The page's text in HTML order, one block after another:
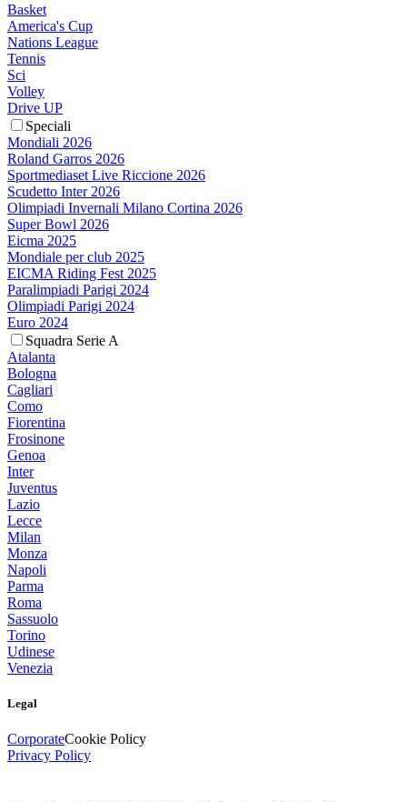
Basket
America's Cup
Nations League
Tennis
Sci
Volley
Drive UP
Speciali
Mondiali 2026
Roland Garros 2026
Sportmediaset Live Riccione 2026
Scudetto Inter 2026
Olimpiadi Invernali Milano Cortina 2026
Super Bowl 2026
Eicma 2025
Mondiale per club 2025
EICMA Riding Fest 2025
Paralimpiadi Parigi 2024
Olimpiadi Parigi 2024
Euro 2024
Squadra Serie A
Atalanta
Bologna
Cagliari
Como
Fiorentina
Frosinone
Genoa
Inter
Juventus
Lazio
Lecce
Milan
Monza
Napoli
Parma
Roma
Sassuolo
Torino
Udinese
Venezia
Legal
CorporateCookie Policy
Privacy Policy